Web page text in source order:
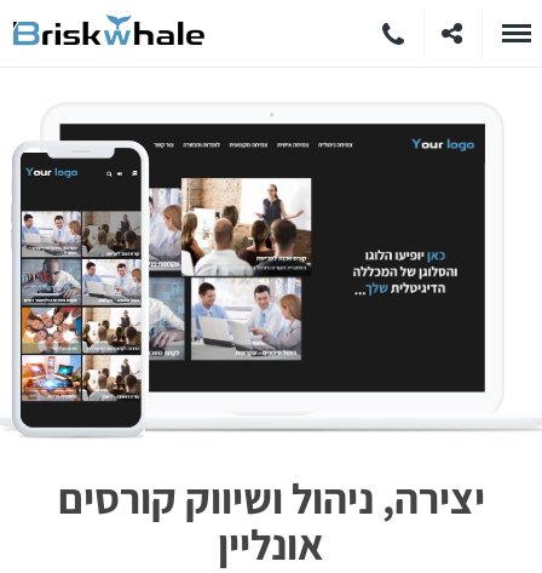
יצירה, ניהול ושיווק קורסים
אונליין